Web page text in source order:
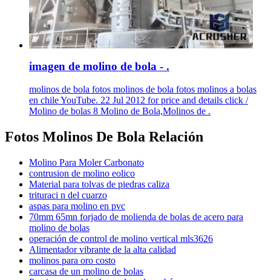
imagen de molino de bola - .
molinos de bola fotos molinos de bola fotos molinos a bolas
en chile YouTube. 22 Jul 2012 for price and details click /
Molino de bolas 8 Molino de Bola,Molinos de .
Fotos Molinos De Bola Relación
Molino Para Moler Carbonato
contrusion de molino eolico
Material para tolvas de piedras caliza
trituraci n del cuarzo
aspas para molino en pvc
70mm 65mn forjado de molienda de bolas de acero para
molino de bolas
operación de control de molino vertical mls3626
Alimentador vibrante de la alta calidad
molinos para oro costo
carcasa de un molino de bolas